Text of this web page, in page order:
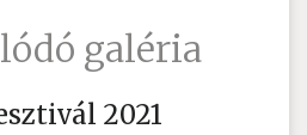
galéria
2021